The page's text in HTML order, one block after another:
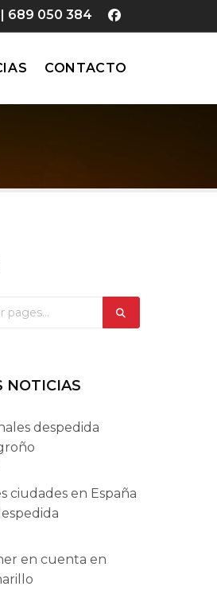
| 689 050 384
CONTACTO
NOTICIAS
despedida
ciudades en España
en cuenta en